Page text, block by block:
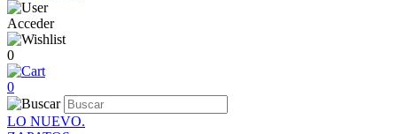
Acceder
0
0
LO NUEVO.